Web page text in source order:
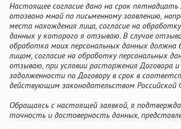
Настоящее согласие дано на срок
отозвано мной по письменному заявлению,
места нахождения лица, согласие на
данных у которого я отзываю. В случае
обработка моих персональных данных должна
лицом, согласие на обработку персональных
отзываю, при условии расторжения Договора
задолженности по Договору в срок в
действующим законодательством Российской
Обращаясь с настоящей заявкой, я
точность и достоверность данных,